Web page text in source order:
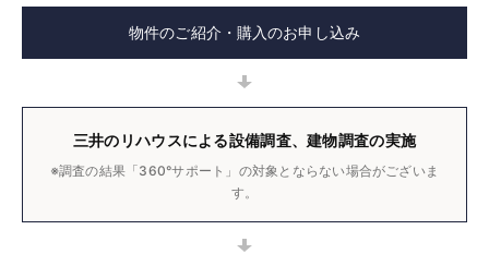
物件のご紹介・購入のお申し込み
三井のリハウスによる設備調査、建物調査の実施
※調査の結果「360°サポート」の対象とならない場合がございま
す。